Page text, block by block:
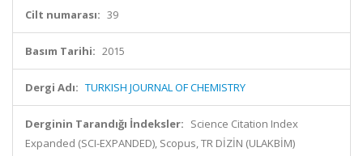
Cilt numarası: 39
Basım Tarihi: 2015
Dergi Adı: TURKISH JOURNAL OF CHEMISTRY
Derginin Tarandığı İndeksler: Science Citation Index
Expanded (SCI-EXPANDED), Scopus, TR DİZİN (ULAKBİM)